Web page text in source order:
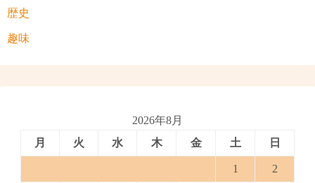
歴史
趣味
2026年8月
月
火 水 木 金 土 日
1 2